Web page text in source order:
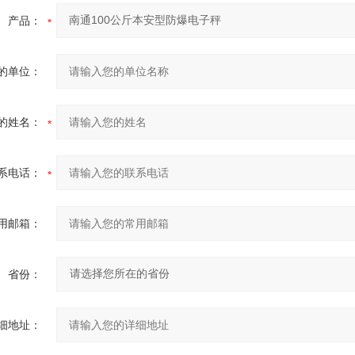
产品：
单位：
姓名：
电话：
邮箱：
省份：
地址：